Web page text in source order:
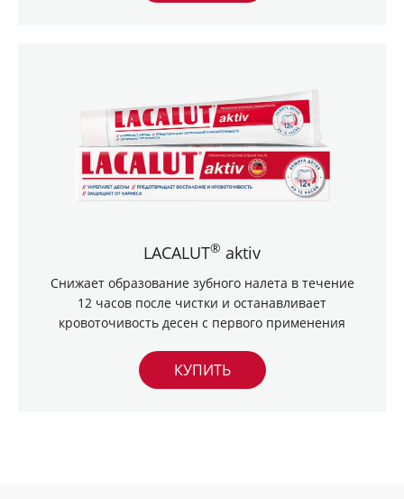
LACALUT® aktiv
Снижает образование зубного налета в течение
12 часов после чистки и останавливает
кровоточивость десен с первого применения
КУПИТЬ